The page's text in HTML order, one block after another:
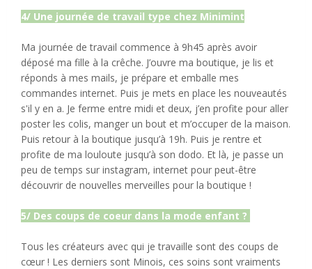
4/ Une journée de travail type chez Minimint
Ma journée de travail commence à 9h45 après avoir
déposé ma fille à la crêche. J’ouvre ma boutique, je lis et
réponds à mes mails, je prépare et emballe mes
commandes internet. Puis je mets en place les nouveautés
s'il y en a. Je ferme entre midi et deux, j’en profite pour aller
poster les colis, manger un bout et m’occuper de la maison.
Puis retour à la boutique jusqu’à 19h. Puis je rentre et
profite de ma louloute jusqu’à son dodo. Et là, je passe un
peu de temps sur instagram, internet pour peut-être
découvrir de nouvelles merveilles pour la boutique !
5/ Des coups de coeur dans la mode enfant ?
Tous les créateurs avec qui je travaille sont des coups de
cœur ! Les derniers sont Minois, ces soins sont vraiments